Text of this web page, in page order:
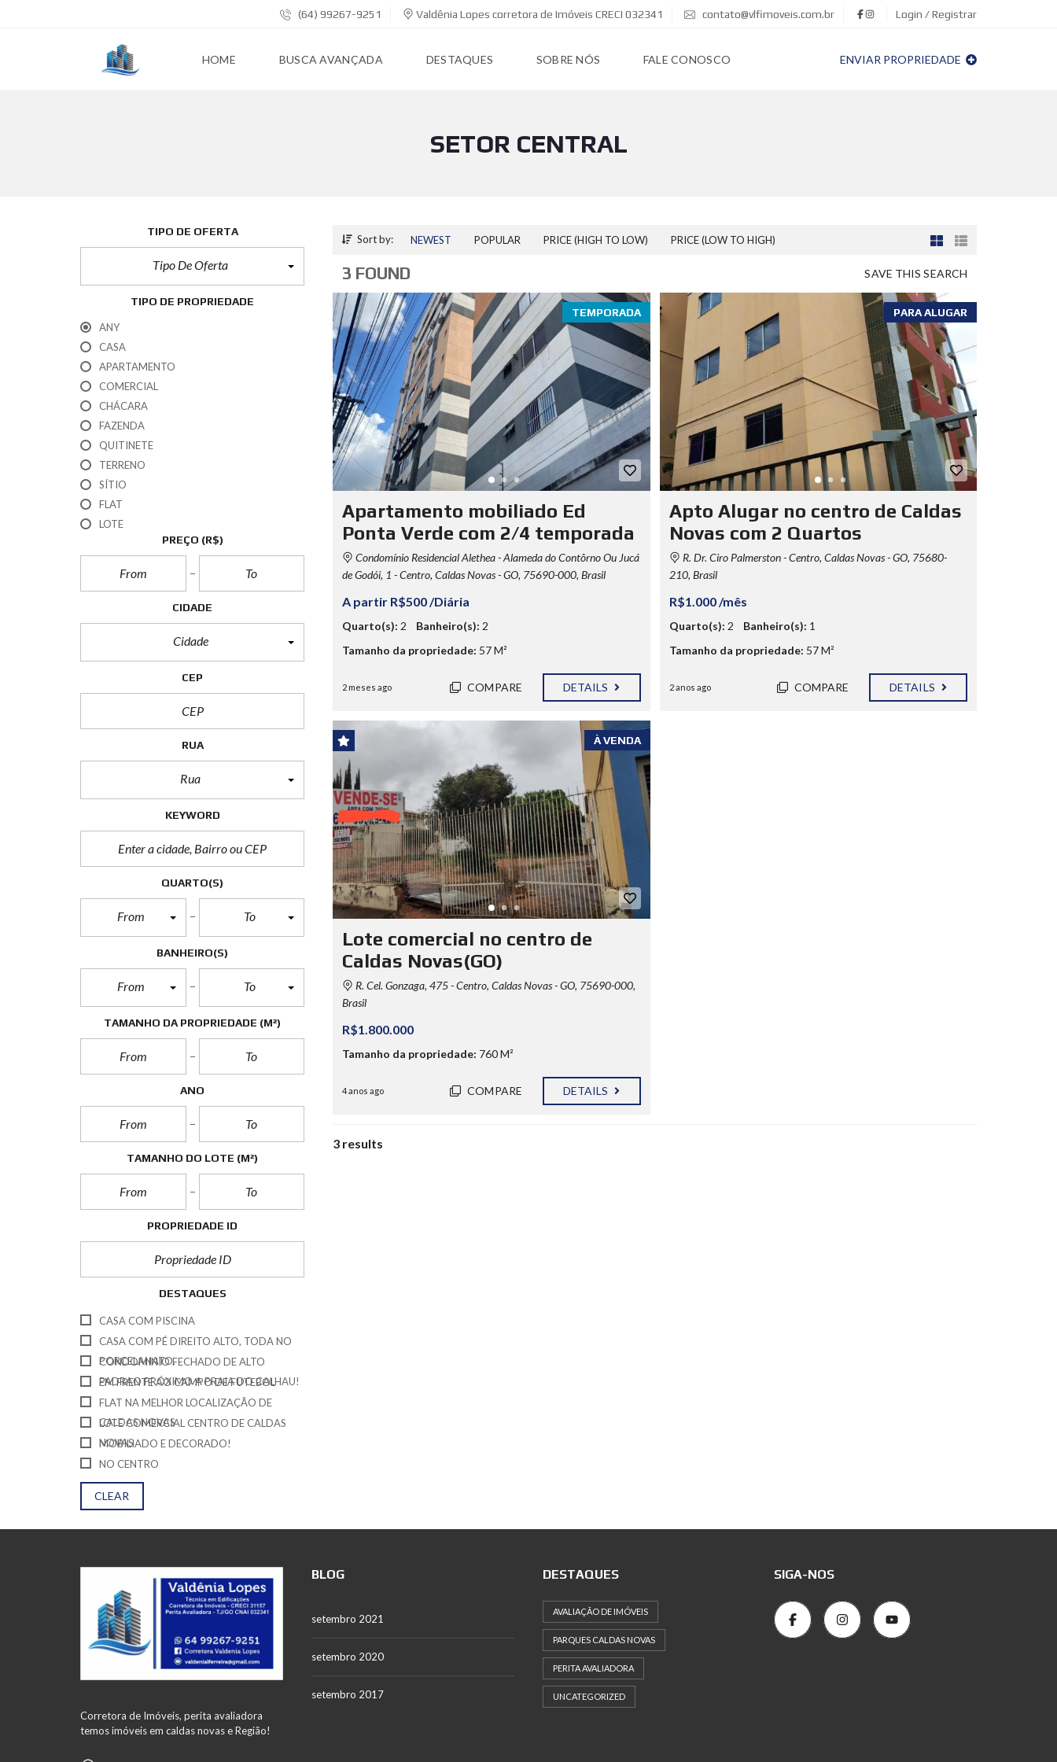
(64) 99267-9251 Valdênia Lopes corretora de Imóveis CRECI 032341 contato@vlfimoveis.com.br Login / Registrar
HOME BUSCA AVANÇADA DESTAQUES SOBRE NÓS FALE CONOSCO ENVIAR PROPRIEDADE
SETOR CENTRAL
TIPO DE OFERTA
Tipo De Oferta
TIPO DE PROPRIEDADE
ANY
CASA
APARTAMENTO
COMERCIAL
CHÁCARA
FAZENDA
QUITINETE
TERRENO
SÍTIO
FLAT
LOTE
PREÇO (R$)
CIDADE
Cidade
CEP
RUA
Rua
KEYWORD
QUARTO(S)
From To
BANHEIRO(S)
From To
TAMANHO DA PROPRIEDADE (M²)
ANO
TAMANHO DO LOTE (M²)
PROPRIEDADE ID
DESTAQUES
CASA COM PISCINA
CASA COM PÉ DIREITO ALTO, TODA NO
PORCELANATO.
CONDOMINIO FECHADO DE ALTO
PADRAO PRÓXIMO A PRAIA DO CALHAU!
EM FRENTE AO CAMPO DE FUTEBOL
FLAT NA MELHOR LOCALIZAÇÃO DE
CALDAS NOVAS
LOTE COMERCIAL CENTRO DE CALDAS
NOVAS
MOBILIADO E DECORADO!
NO CENTRO
CLEAR
Sort by: NEWEST POPULAR PRICE (HIGH TO LOW) PRICE (LOW TO HIGH)
SAVE THIS SEARCH
3 FOUND
TEMPORADA
Apartamento mobiliado Ed
Ponta Verde com 2/4 temporada
Condomínio Residencial Alethea - Alameda do Contôrno Ou Jucá
de Godói, 1 - Centro, Caldas Novas - GO, 75690-000, Brasil
A partir R$500 /Diária
Quarto(s): 2 Banheiro(s): 2
Tamanho da propriedade: 57 M²
2 meses ago COMPARE DETAILS
PARA ALUGAR
Apto Alugar no centro de Caldas
Novas com 2 Quartos
R. Dr. Ciro Palmerston - Centro, Caldas Novas - GO, 75680-
210, Brasil
R$1.000 /mês
Quarto(s): 2 Banheiro(s): 1
Tamanho da propriedade: 57 M²
2 anos ago COMPARE DETAILS
À VENDA
Lote comercial no centro de
Caldas Novas(GO)
R. Cel. Gonzaga, 475 - Centro, Caldas Novas - GO, 75690-000,
Brasil
R$1.800.000
Tamanho da propriedade: 760 M²
4 anos ago COMPARE DETAILS
3 results
Corretora de Imóveis, perita avaliadora
temos imóveis em caldas novas e Região!
BLOG
setembro 2021
setembro 2020
setembro 2017
DESTAQUES
AVALIAÇÃO DE IMÓVEIS
PARQUES CALDAS NOVAS
PERITA AVALIADORA
UNCATEGORIZED
SIGA-NOS